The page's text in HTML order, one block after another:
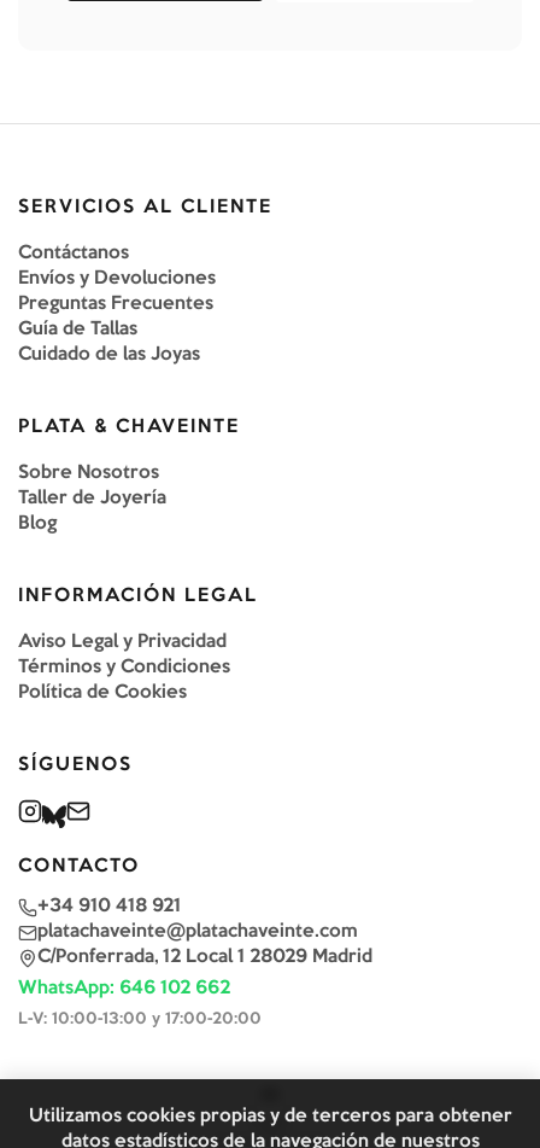
SERVICIOS AL CLIENTE
Contáctanos
Envíos y Devoluciones
Preguntas Frecuentes
Guía de Tallas
Cuidado de las Joyas
PLATA & CHAVEINTE
Sobre Nosotros
Taller de Joyería
Blog
INFORMACIÓN LEGAL
Aviso Legal y Privacidad
Términos y Condiciones
Política de Cookies
SÍGUENOS
CONTACTO
+34 910 418 921
platachaveinte@platachaveinte.com
C/Ponferrada, 12 Local 1 28029 Madrid
WhatsApp: 646 102 662
L-V: 10:00-13:00 y 17:00-20:00
Utilizamos cookies propias y de terceros para obtener
datos estadísticos de la navegación de nuestros